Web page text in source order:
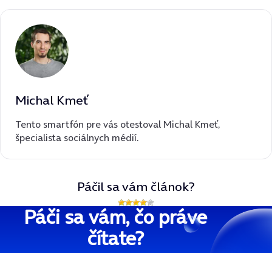
Michal Kmeť
Tento smartfón pre vás otestoval Michal Kmeť,
špecialista sociálnych médií.
Páčil sa vám článok?
Páči sa vám, čo práve
čítate?